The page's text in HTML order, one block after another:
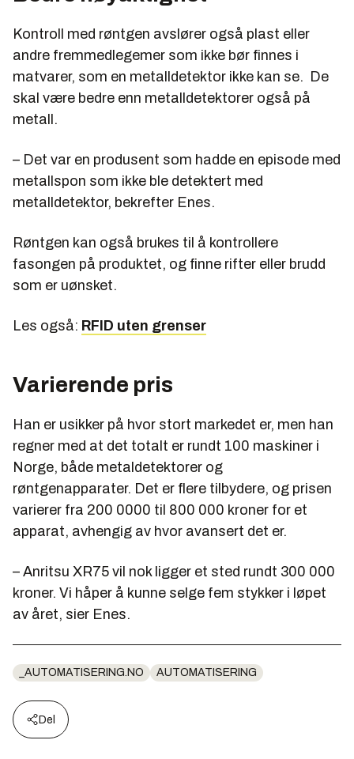
Kontroll med røntgen avslører også plast eller
andre fremmedlegemer som ikke bør finnes i
matvarer, som en metalldetektor ikke kan se. De
skal være bedre enn metalldetektorer også på
metall.
– Det var en produsent som hadde en episode med
metallspon som ikke ble detektert med
metalldetektor, bekrefter Enes.
Røntgen kan også brukes til å kontrollere
fasongen på produktet, og finne rifter eller brudd
som er uønsket.
Les også: RFID uten grenser
Varierende pris
Han er usikker på hvor stort markedet er, men han
regner med at det totalt er rundt 100 maskiner i
Norge, både metaldetektorer og
røntgenapparater. Det er flere tilbydere, og prisen
varierer fra 200 0000 til 800 000 kroner for et
apparat, avhengig av hvor avansert det er.
– Anritsu XR75 vil nok ligger et sted rundt 300 000
kroner. Vi håper å kunne selge fem stykker i løpet
av året, sier Enes.
_AUTOMATISERING.NO AUTOMATISERING
Del